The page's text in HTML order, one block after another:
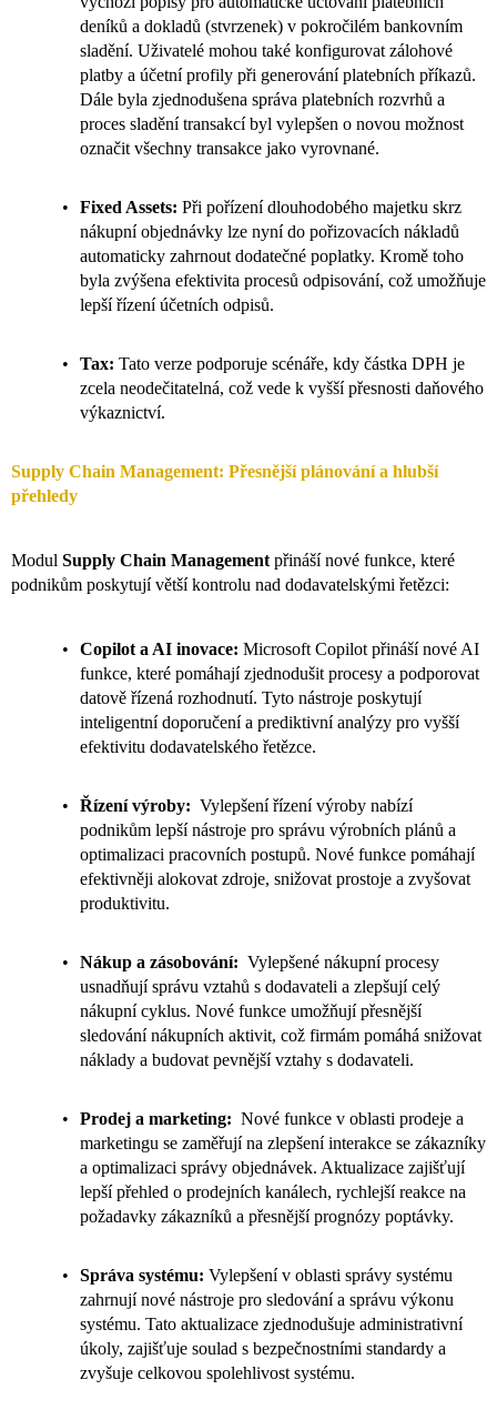
deníků a dokladů (stvrzenek) v pokročilém bankovním
sladění. Uživatelé mohou také konfigurovat zálohové
platby a účetní profily při generování platebních příkazů.
Dále byla zjednodušena správa platebních rozvrhů a
proces sladění transakcí byl vylepšen o novou možnost
označit všechny transakce jako vyrovnané.
Fixed Assets: Při pořízení dlouhodobého majetku skrz
nákupní objednávky lze nyní do pořizovacích nákladů
automaticky zahrnout dodatečné poplatky. Kromě toho
byla zvýšena efektivita procesů odpisování, což umožňuje
lepší řízení účetních odpisů.
Tax: Tato verze podporuje scénáře, kdy částka DPH je
zcela neodečitatelná, což vede k vyšší přesnosti daňového
výkaznictví.
Supply Chain Management: Přesnější plánování a hlubší
přehledy
Modul Supply Chain Management přináší nové funkce, které
podnikům poskytují větší kontrolu nad dodavatelskými řetězci:
Copilot a AI inovace: Microsoft Copilot přináší nové AI
funkce, které pomáhají zjednodušit procesy a podporovat
datově řízená rozhodnutí. Tyto nástroje poskytují
inteligentní doporučení a prediktivní analýzy pro vyšší
efektivitu dodavatelského řetězce.
Řízení výroby: Vylepšení řízení výroby nabízí
podnikům lepší nástroje pro správu výrobních plánů a
optimalizaci pracovních postupů. Nové funkce pomáhají
efektivněji alokovat zdroje, snižovat prostoje a zvyšovat
produktivitu.
Nákup a zásobování: Vylepšené nákupní procesy
usnadňují správu vztahů s dodavateli a zlepšují celý
nákupní cyklus. Nové funkce umožňují přesnější
sledování nákupních aktivit, což firmám pomáhá snižovat
náklady a budovat pevnější vztahy s dodavateli.
Prodej a marketing: Nové funkce v oblasti prodeje a
marketingu se zaměřují na zlepšení interakce se zákazníky
a optimalizaci správy objednávek. Aktualizace zajišťují
lepší přehled o prodejních kanálech, rychlejší reakce na
požadavky zákazníků a přesnější prognózy poptávky.
Správa systému: Vylepšení v oblasti správy systému
zahrnují nové nástroje pro sledování a správu výkonu
systému. Tato aktualizace zjednodušuje administrativní
úkoly, zajišťuje soulad s bezpečnostními standardy a
zvyšuje celkovou spolehlivost systému.